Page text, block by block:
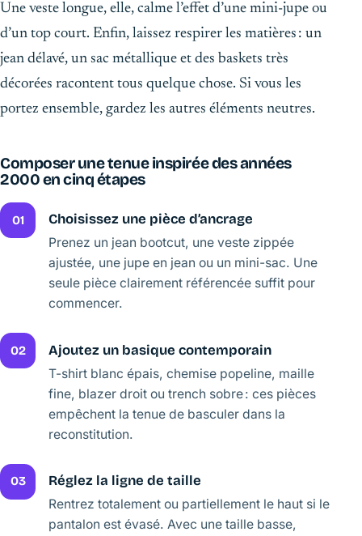
Une veste longue, elle, calme l’effet d’une mini-jupe ou
d’un top court. Enfin, laissez respirer les matières : un
jean délavé, un sac métallique et des baskets très
décorées racontent tous quelque chose. Si vous les
portez ensemble, gardez les autres éléments neutres.
Composer une tenue inspirée des années
2000 en cinq étapes
01 Choisissez une pièce d’ancrage
Prenez un jean bootcut, une veste zippée
ajustée, une jupe en jean ou un mini-sac. Une
seule pièce clairement référencée suffit pour
commencer.
02 Ajoutez un basique contemporain
T-shirt blanc épais, chemise popeline, maille
fine, blazer droit ou trench sobre : ces pièces
empêchent la tenue de basculer dans la
reconstitution.
03 Réglez la ligne de taille
Rentrez totalement ou partiellement le haut si le
pantalon est évasé. Avec une taille basse,